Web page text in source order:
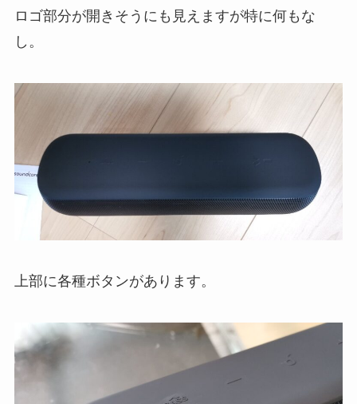
ロゴ部分が開きそうにも見えますが特に何もな
し。
上部に各種ボタンがあります。